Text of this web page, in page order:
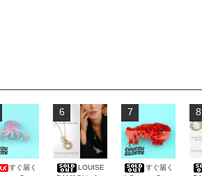
すぐ届く
6
LOUISE
7
すぐ届く
8